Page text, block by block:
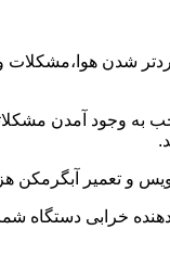
شدن
وجود آمدن
و تعمیر آبگرمکن
خرابی دستگاه